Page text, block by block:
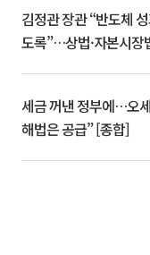
김정관 장관 “반도체
도록”…상법·자본시장
세금 꺼낸 정부에…오
해법은 공급” [종합]